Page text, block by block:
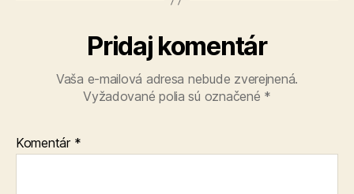
Pridaj komentár
Vaša e-mailová adresa nebude zverejnená.
Vyžadované polia sú označené *
Komentár *